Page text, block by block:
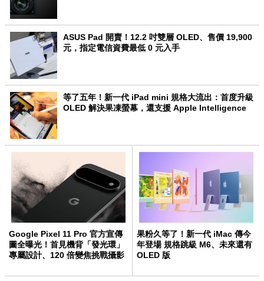
ASUS Pad 開賣！12.2 吋雙層 OLED、售價 19,900
元，指定電信資費最低 0 元入手
等了五年！新一代 iPad mini 規格大流出：首度升級
OLED 解決果凍螢幕，還支援 Apple Intelligence
Google Pixel 11 Pro 官方宣傳
圖全曝光！首見機背「發光環」
專屬設計、120 倍變焦挑戰攝影
果粉久等了！新一代 iMac 傳今
年登場 規格跳級 M6、未來還有
OLED 版